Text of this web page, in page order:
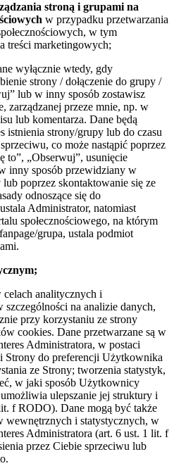
stroną i grupami na
w przypadku przetwarzania
w tym
treści marketingowych;
wyłącznie wtedy, gdy
strony / dołączenie do grupy /
lub w inny sposób zostawisz
zarządzanej przeze mnie, np. w
lub komentarza. Dane będą
istnienia strony/grupy lub do czasu
co może nastąpić poprzez
to”, „Obserwuj”, usunięcie
inny sposób przewidziany w
poprzez skontaktowanie się ze
odnoszące się do
Administrator, natomiast
społecznościowego, na którym
grupa, ustala podmiot
celach analitycznych i
szczególności na analizie danych,
przy korzystaniu ze strony
cookies. Dane przetwarzane są w
Administratora, w postaci
Strony do preferencji Użytkownika
ze Strony; tworzenia statystyk,
w jaki sposób Użytkownicy
ulepszanie jej struktury i
f RODO). Dane mogą być także
wewnętrznych i statystycznych, w
Administratora (art. 6 ust. 1 lit. f
przez Ciebie sprzeciwu lub